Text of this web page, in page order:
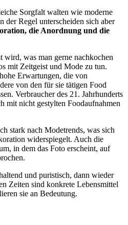
Sorgfalt walten wie moderne
der Regel unterscheiden sich aber
die Anordnung und die
wird, was man gerne nachkochen
mit Zeitgeist und Mode zu tun.
Erwartungen, die von
von den für sie tätigen Food
Verbraucher des 21. Jahrhunderts
mit nicht gestylten Foodaufnahmen
stark nach Modetrends, was sich
widerspiegelt. Auch die
in dem das Foto erscheint, auf
und puristisch, dann wieder
Zeiten sind konkrete Lebensmittel
sie an Bedeutung.